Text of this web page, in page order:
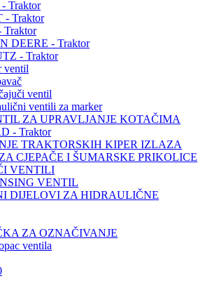
Traktor
- Traktor
Traktor
DEERE - Traktor
- Traktor
ventil
ventil
ventili za marker
ZA UPRAVLJANJE KOTAČIMA
- Traktor
TRAKTORSKIH KIPER IZLAZA
CJEPAČE I ŠUMARSKE PRIKOLICE
VENTILI
VENTIL
DIJELOVI ZA HIDRAULIČNE
ZA OZNAČIVANJE
ventila